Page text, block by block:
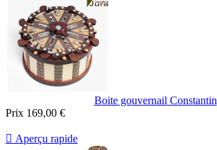
Boite gouvernail Constantin
Prix 169,00 €
 Aperçu rapide